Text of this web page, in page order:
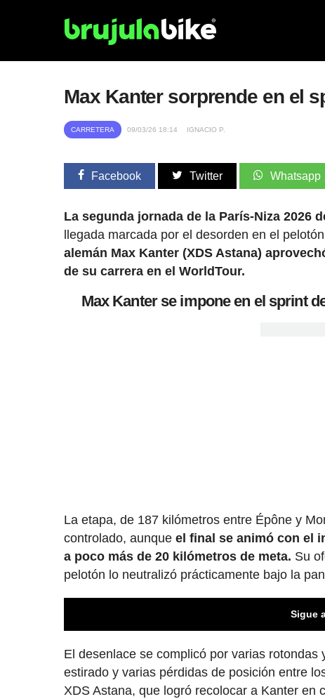
Max Kanter sorprende en el
CARRETERA 09/03/26 18:14 IGNACIO P.
Facebook Twitter Whatsapp
La segunda jornada de la París-Niza 2026
llegada marcada por el desorden en el
alemán Max Kanter (XDS Astana)
de su carrera en el WorldTour.
Max Kanter se impone en el sprint
La etapa, de 187 kilómetros entre Épône y
controlado, aunqueel final se animó con el
a poco más de 20 kilómetros de meta. Su
pelotón lo neutralizó prácticamente bajo la
Sigue
El desenlace se complicó por varias
estirado y varias pérdidas de posición entre
XDS Astana, que logró recolocar a Kanter en